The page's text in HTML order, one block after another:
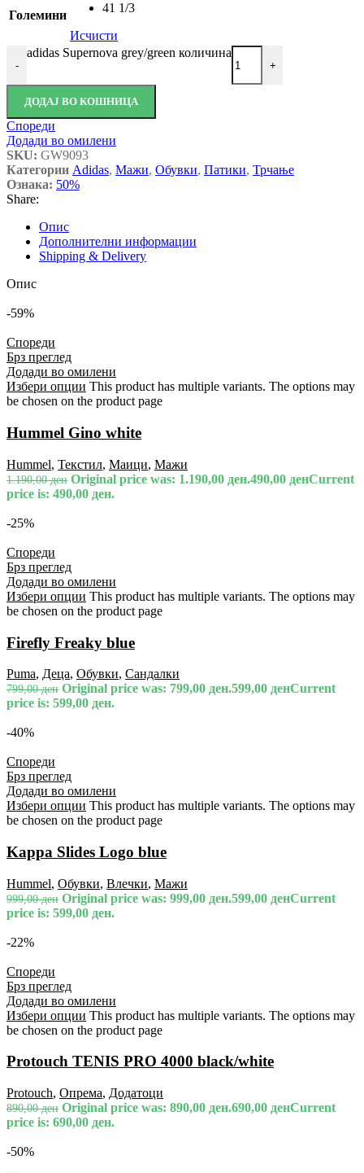
Големини
41 1/3
Исчисти
-
adidas Supernova grey/green количина
+
ДОДАЈ ВО КОШНИЦА
Спореди
Додади во омилени
SKU: GW9093
Категории Adidas, Мажи, Обувки, Патики, Трчање
Ознака: 50%
Share:
Опис
Дополнителни информации
Shipping & Delivery
Опис
-59%
Спореди
Брз преглед
Додади во омилени
Избери опции This product has multiple variants. The options may
be chosen on the product page
Hummel Gino white
Hummel, Текстил, Маици, Мажи
1.190,00ден Original price was: 1.190,00 ден.490,00 денCurrent
price is: 490,00 ден.
-25%
Спореди
Брз преглед
Додади во омилени
Избери опции This product has multiple variants. The options may
be chosen on the product page
Firefly Freaky blue
Puma, Деца, Обувки, Сандалки
799,00ден Original price was: 799,00 ден.599,00 денCurrent
price is: 599,00 ден.
-40%
Спореди
Брз преглед
Додади во омилени
Избери опции This product has multiple variants. The options may
be chosen on the product page
Kappa Slides Logo blue
Hummel, Обувки, Влечки, Мажи
999,00ден Original price was: 999,00 ден.599,00 денCurrent
price is: 599,00 ден.
-22%
Спореди
Брз преглед
Додади во омилени
Избери опции This product has multiple variants. The options may
be chosen on the product page
Protouch TENIS PRO 4000 black/white
Protouch, Опрема, Додатоци
890,00ден Original price was: 890,00 ден.690,00 денCurrent
price is: 690,00 ден.
-50%